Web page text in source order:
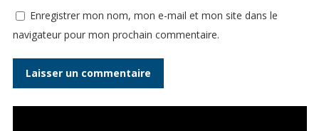
Enregistrer mon nom, mon e-mail et mon site dans le
navigateur pour mon prochain commentaire.